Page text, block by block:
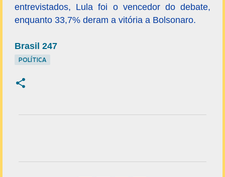
entrevistados, Lula foi o vencedor do debate,
enquanto 33,7% deram a vitória a Bolsonaro.
Brasil 247
POLÍTICA